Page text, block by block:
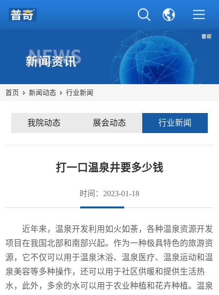
首页 新闻动态 行业新闻
我院动态 展会动态 行业新闻
打一口温泉井要多少钱
时间：2023-01-18
近年来，温泉开发利用如火如荼，各种温泉资源开发
项目在我国北部和南部兴起。作为一种极具特色的旅游资
源，它不仅可以用于温泉沐浴、温泉医疗、温泉运动和温
泉美容等多种操作，还可以用于社区供暖和提供生活热
水，此外，多余的水可以用于农业种植和花卉种植。温泉